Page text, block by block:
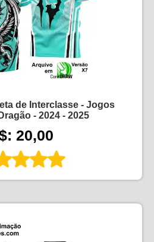
de Interclasse - Jogos
- 2024 - 2025
20,00